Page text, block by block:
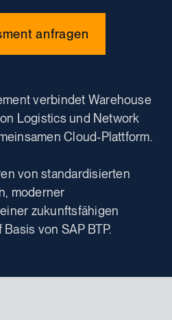
anfragen
verbindet Warehouse
Logistics und Network
Cloud-Plattform.
von standardisierten
moderner
zukunftsfähigen
von SAP BTP.